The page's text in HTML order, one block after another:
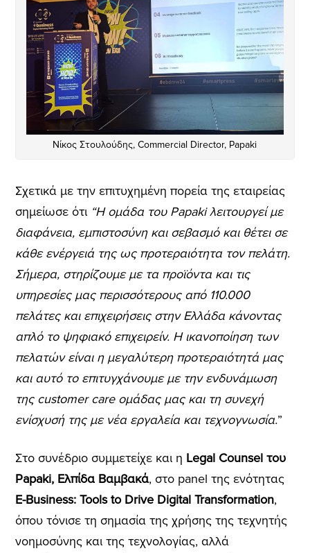
Νίκος Στουλούδης, Commercial Director, Papaki
Σχετικά με την επιτυχημένη πορεία της εταιρείας
σημείωσε ότι “Η ομάδα του Papaki λειτουργεί με
διαφάνεια, εμπιστοσύνη και σεβασμό και θέτει σε
κάθε ενέργειά της ως προτεραιότητα τον πελάτη.
Σήμερα, στηρίζουμε με τα προϊόντα και τις
υπηρεσίες μας περισσότερους από 110.000
πελάτες και επιχειρήσεις στην Ελλάδα κάνοντας
απλό το ψηφιακό επιχειρείν. Η ικανοποίηση των
πελατών είναι η μεγαλύτερη προτεραιότητά μας
και αυτό το επιτυγχάνουμε με την ενδυνάμωση
της customer care ομάδας μας και τη συνεχή
ενίσχυσή της με νέα εργαλεία και τεχνογνωσία.”
Στο συνέδριο συμμετείχε και η Legal Counsel του
Papaki, Ελπίδα Βαμβακά, στο panel της ενότητας
E-Business: Tools to Drive Digital Transformation,
όπου τόνισε τη σημασία της χρήσης της τεχνητής
νοημοσύνης και της τεχνολογίας, αλλά